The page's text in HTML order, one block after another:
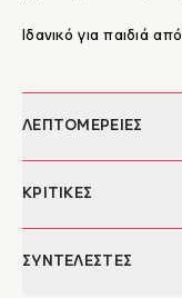
Ιδανικό για παιδιά
ΛΕΠΤΟΜΕΡΕΙΕΣ
Συγγραφέας:
Διαστάσεις:
ΚΡΙΤΙΚΕΣ
"Το _Ο Αρκουδάκος
ΣΥΝΤΕΛΕΣΤΕΣ